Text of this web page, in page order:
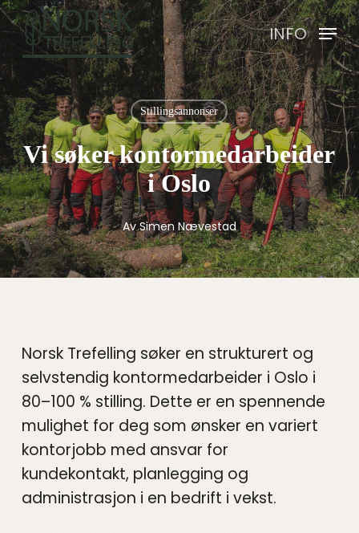
Skip
to
main
content
INFO
Stillingsannonser
Vi søker kontormedarbeider
i Oslo
Av Simen Nævestad
Norsk Trefelling søker en strukturert og
selvstendig kontormedarbeider i Oslo i
80–100 % stilling. Dette er en spennende
mulighet for deg som ønsker en variert
kontorjobb med ansvar for
kundekontakt, planlegging og
administrasjon i en bedrift i vekst.